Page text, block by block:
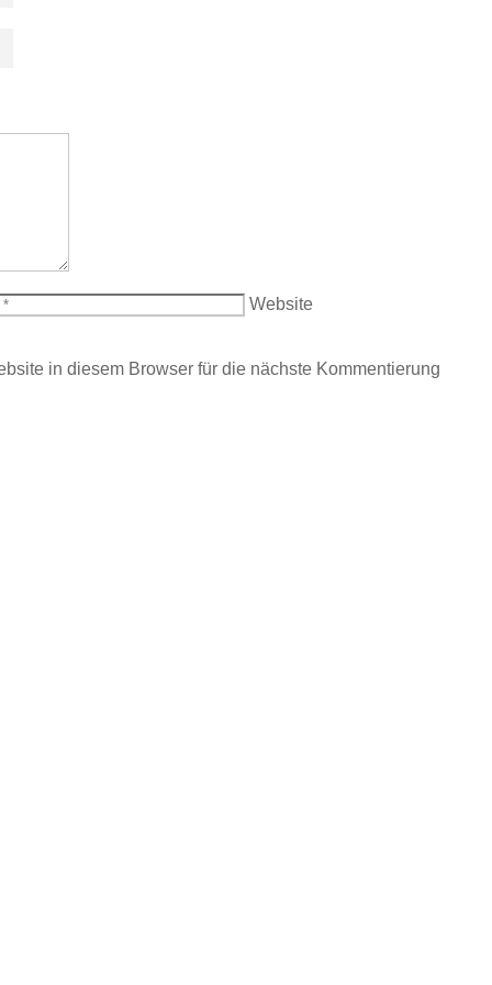
Website
in diesem Browser für die nächste Kommentierung